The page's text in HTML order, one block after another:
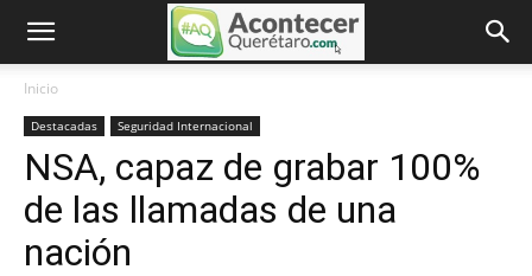
Inicio
Destacadas Seguridad Internacional
NSA, capaz de grabar 100%
de las llamadas de una
nación